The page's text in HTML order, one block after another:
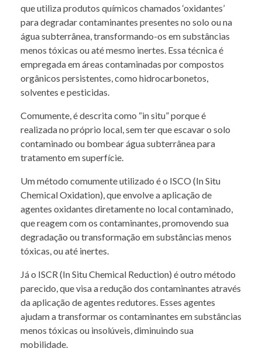
que utiliza produtos químicos chamados ‘oxidantes’
para degradar contaminantes presentes no solo ou na
água subterrânea, transformando-os em substâncias
menos tóxicas ou até mesmo inertes. Essa técnica é
empregada em áreas contaminadas por compostos
orgânicos persistentes, como hidrocarbonetos,
solventes e pesticidas.
Comumente, é descrita como “in situ” porque é
realizada no próprio local, sem ter que escavar o solo
contaminado ou bombear água subterrânea para
tratamento em superfície.
Um método comumente utilizado é o ISCO (In Situ
Chemical Oxidation), que envolve a aplicação de
agentes oxidantes diretamente no local contaminado,
que reagem com os contaminantes, promovendo sua
degradação ou transformação em substâncias menos
tóxicas, ou até inertes.
Já o ISCR (In Situ Chemical Reduction) é outro método
parecido, que visa a redução dos contaminantes através
da aplicação de agentes redutores. Esses agentes
ajudam a transformar os contaminantes em substâncias
menos tóxicas ou insolúveis, diminuindo sua
mobilidade.